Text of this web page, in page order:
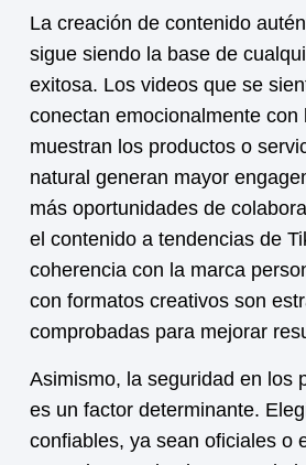
La creación de contenido
sigue siendo la base de
exitosa. Los videos que se
conectan emocionalmente con
muestran los productos o
natural generan mayor
más oportunidades de
el contenido a tendencias de
coherencia con la marca
con formatos creativos son
comprobadas para mejorar
Asimismo, la seguridad en los
es un factor determinante.
confiables, ya sean oficiales o